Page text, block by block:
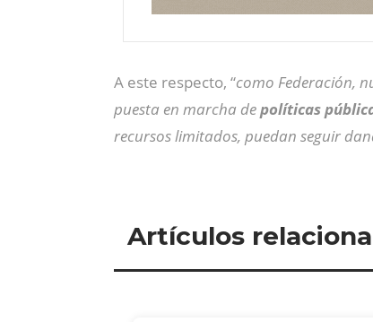
A este respecto, “como Federación,
puesta en marcha depolíticas
recursos limitados, puedan seguir
Artículos